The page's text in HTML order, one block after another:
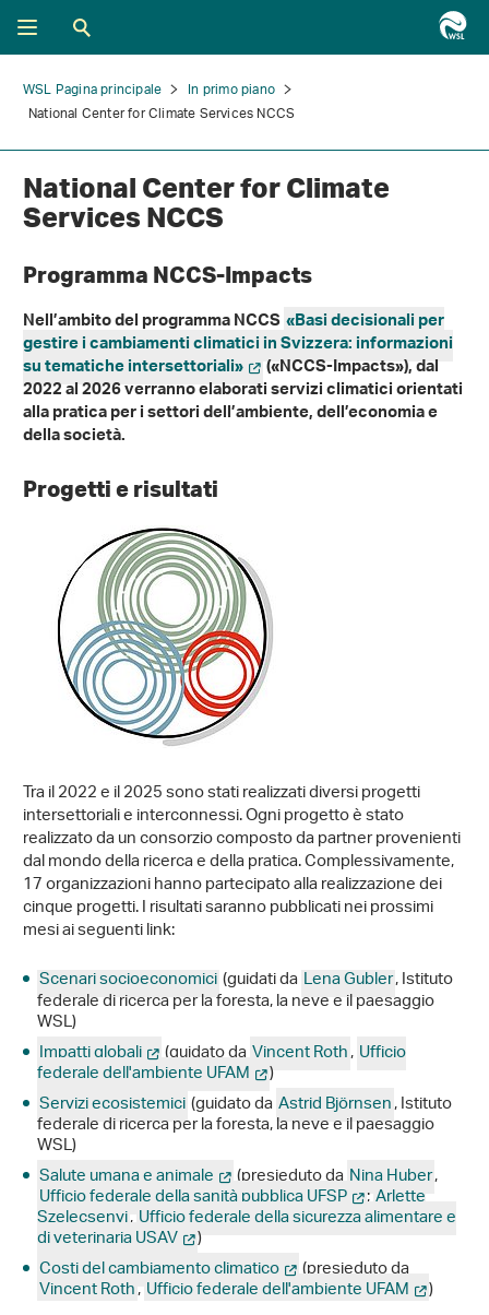
WSL Pagina principale
In primo piano
National Center for Climate Services NCCS
National Center for Climate
Services NCCS
Programma NCCS-Impacts
Nell’ambito del programma NCCS«Basi decisionali per
gestire i cambiamenti climatici in Svizzera: informazioni
su tematiche intersettoriali» («NCCS-Impacts»), dal
2022 al 2026 verranno elaborati servizi climatici orientati
alla pratica per i settori dell’ambiente, dell’economia e
della società.
Progetti e risultati
Tra il 2022 e il 2025 sono stati realizzati diversi progetti
intersettoriali e interconnessi. Ogni progetto è stato
realizzato da un consorzio composto da partner provenienti
dal mondo della ricerca e della pratica. Complessivamente,
17 organizzazioni hanno partecipato alla realizzazione dei
cinque progetti. I risultati saranno pubblicati nei prossimi
mesi ai seguenti link:
Scenari socioeconomici(guidati da Lena Gubler, Istituto
federale di ricerca per la foresta, la neve e il paesaggio
WSL)
Impatti globali
(guidato daVincent Roth,Ufficio
federale dell'ambiente UFAM
)
Servizi ecosistemici(guidato daAstrid Björnsen, Istituto
federale di ricerca per la foresta, la neve e il paesaggio
WSL)
Salute umana e animale
(presieduto da Nina Huber,
Ufficio federale della sanità pubblica UFSP ;Arlette
Szelecsenyi,Ufficio federale della sicurezza alimentare e
di veterinaria USAV )
Costi del cambiamento climatico
(presieduto da
Vincent Roth,Ufficio federale dell'ambiente UFAM )